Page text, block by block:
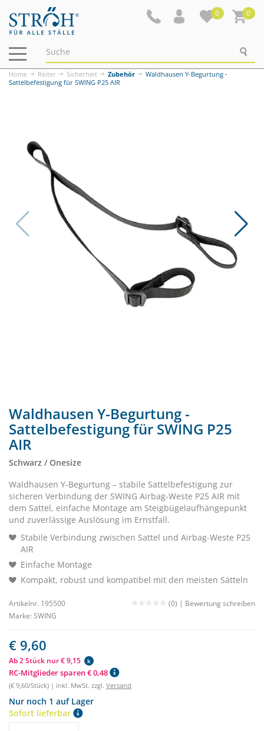
0 0
Navigation
ein-/ausblenden
Home Reiter Sicherheit Zubehör
Waldhausen Y-Begurtung -
Sattelbefestigung für SWING P25 AIR
Waldhausen Y-Begurtung -
Sattelbefestigung für SWING P25
AIR
Schwarz / Onesize
Waldhausen Y-Begurtung – stabile Sattelbefestigung zur
sicheren Verbindung der SWING Airbag-Weste P25 AIR mit
dem Sattel, einfache Montage am Steigbügelaufhängepunkt
und zuverlässige Auslösung im Ernstfall.
Stabile Verbindung zwischen Sattel und Airbag-Weste P25
AIR
Einfache Montage
Kompakt, robust und kompatibel mit den meisten Sätteln
Artikelnr. 195500 (0) | Bewertung schreiben
Marke: SWING
€ 9,60
Ab 2 Stück nur € 9,15 k
RC-Mitglieder sparen € 0,48
(€ 9,60/Stück) | inkl. MwSt. zzgl. Versand
Nur noch 1 auf Lager
Sofort lieferbar